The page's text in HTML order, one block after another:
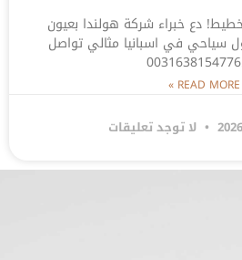
دع خبراء شركة هولندا بعيون
سياحي في اسبانيا مثالي تواصل
READ MORE »
لا توجد تعليقات